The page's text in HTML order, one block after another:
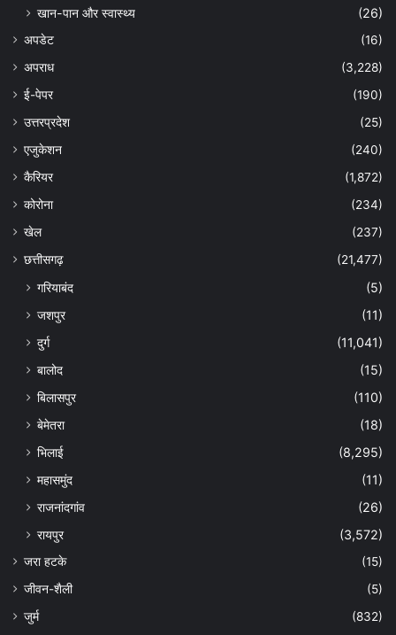
खान-पान और स्वास्थ्य (26)
अपडेट
(16)
अपराध
(3,228)
ई-पेपर
(190)
उत्तरप्रदेश
(25)
एजुकेशन
(240)
कैरियर
(1,872)
कोरोना
(234)
खेल
(237)
छत्तीसगढ़
(21,477)
गरियाबंद
(5)
जशपुर
(11)
दुर्ग
(11,041)
बालोद
(15)
बिलासपुर
(110)
बेमेतरा
(18)
भिलाई
(8,295)
महासमुंद
(11)
राजनांदगांव
(26)
रायपुर
(3,572)
जरा हटके
(15)
जीवन-शैली
(5)
जुर्म
(832)